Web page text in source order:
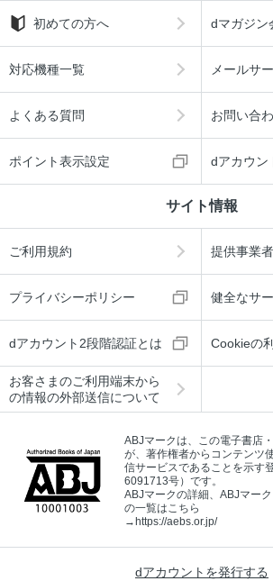
初めての方へ dマガジン
対応機種一覧 メールサ
よくある質問 お問い合
ポイント表示設定 dアカウン
サイト情報
ご利用規約 提供事業
プライバシーポリシー 健全なサ
dアカウント2段階認証とは Cookieの
お客さまのご利用端末から
の情報の外部送信について
ABJマークは、この電子書店
が、著作権者からコンテンツ
信サービスであることを示す
6091713号）です。
ABJマークの詳細、ABJマー
の一覧はこちら
→https://aebs.or.jp/
dアカウントを発行する